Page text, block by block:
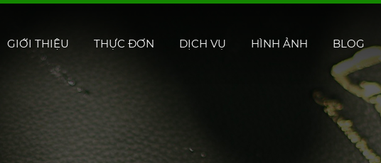
GIỚI THIỆU THỰC ĐƠN DỊCH VỤ HÌNH ẢNH BLOG